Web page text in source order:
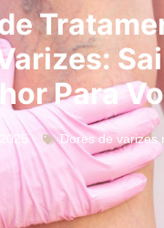
de
Para
Dores de varizes